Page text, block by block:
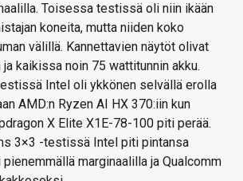
Toisessa testissä oli niin ikään
koneita, mutta niiden koko
välillä. Kannettavien näytöt olivat
kaikissa noin 75 wattitunnin akku.
Intel oli ykkönen selvällä erolla
AMD:n Ryzen AI HX 370:iin kun
X Elite X1E-78-100 piti perää.
3×3 -testissä Intel piti pintansa
marginaalilla ja Qualcomm